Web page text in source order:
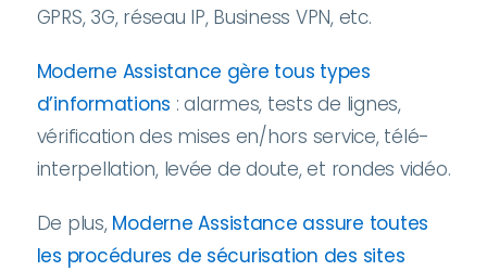
GPRS, 3G, réseau IP, Business VPN, etc.
Moderne Assistance gère tous types
d’informations : alarmes, tests de lignes,
vérification des mises en/hors service, télé-
interpellation, levée de doute, et rondes vidéo.
De plus, Moderne Assistance assure toutes
les procédures de sécurisation des sites